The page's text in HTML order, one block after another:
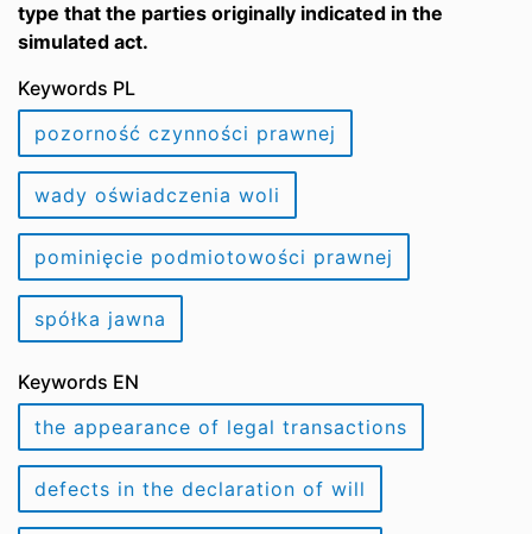
type that the parties originally indicated in the
simulated act.
Keywords PL
pozorność czynności prawnej
wady oświadczenia woli
pominięcie podmiotowości prawnej
spółka jawna
Keywords EN
the appearance of legal transactions
defects in the declaration of will